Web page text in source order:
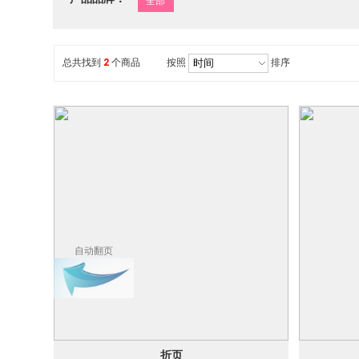
总共找到 2 个商品 按照 排序
折页
自动翻页